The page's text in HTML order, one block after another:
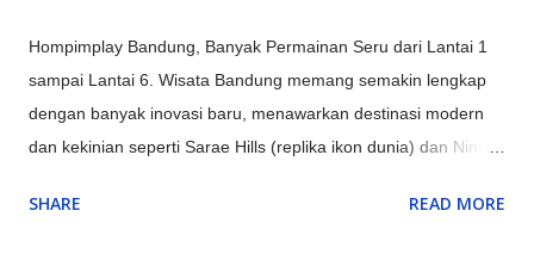
Hompimplay Bandung, Banyak Permainan Seru dari Lantai 1
sampai Lantai 6. Wisata Bandung memang semakin lengkap
dengan banyak inovasi baru, menawarkan destinasi modern
dan kekinian seperti Sarae Hills (replika ikon dunia) dan Nimo
unik seperti Hutan Mycelia (dunia jamur magis) dan Bird &
SHARE READ MORE